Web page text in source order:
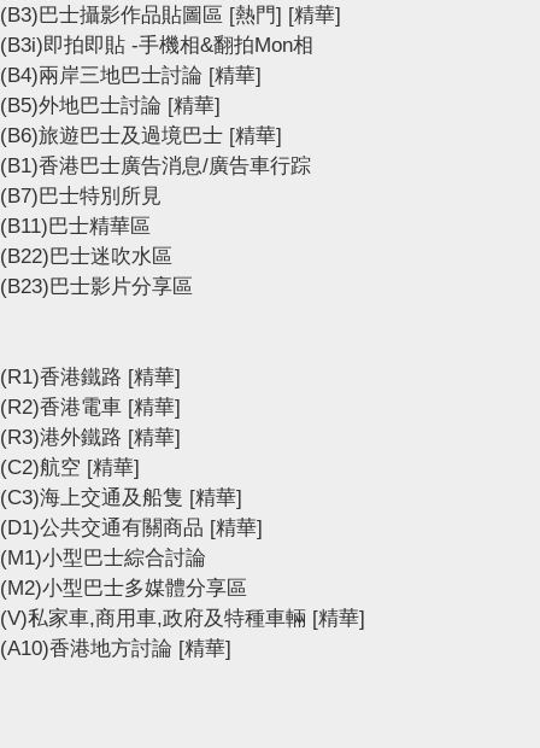
(B3)巴士攝影作品貼圖區 [熱門] [精華]
(B3i)即拍即貼 -手機相&翻拍Mon相
(B4)兩岸三地巴士討論 [精華]
(B5)外地巴士討論 [精華]
(B6)旅遊巴士及過境巴士 [精華]
(B1)香港巴士廣告消息/廣告車行踪
(B7)巴士特別所見
(B11)巴士精華區
(B22)巴士迷吹水區
(B23)巴士影片分享區
(R1)香港鐵路 [精華]
(R2)香港電車 [精華]
(R3)港外鐵路 [精華]
(C2)航空 [精華]
(C3)海上交通及船隻 [精華]
(D1)公共交通有關商品 [精華]
(M1)小型巴士綜合討論
(M2)小型巴士多媒體分享區
(V)私家車,商用車,政府及特種車輛 [精華]
(A10)香港地方討論 [精華]